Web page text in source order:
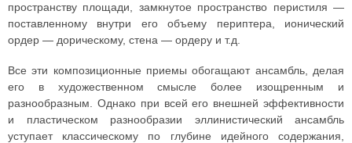
пространству площади, замкнутое пространство перистиля —
поставленному внутри его объему периптера, ионический
ордер — дорическому, стена — ордеру и т.д.
Все эти композиционные приемы обогащают ансамбль, делая
его в художественном смысле более изощренным и
разнообразным. Однако при всей его внешней эффективности
и пластическом разнообразии эллинистический ансамбль
уступает классическому по глубине идейного содержания,